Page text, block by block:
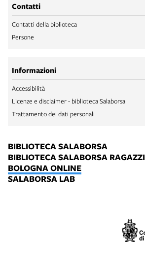
Contatti
Contatti della biblioteca
Persone
Informazioni
Accessibilità
Licenze e disclaimer - biblioteca Salaborsa
Trattamento dei dati personali
BIBLIOTECA SALABORSA
BIBLIOTECA SALABORSA RAGAZZI
BOLOGNA ONLINE
SALABORSA LAB